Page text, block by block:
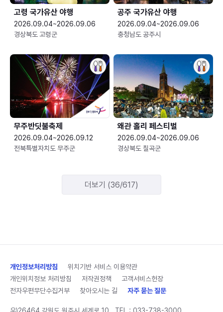
고령 국가유산 야행
2026.09.04~2026.09.06
경상북도 고령군
공주 국가유산 야행
2026.09.04~2026.09.06
충청남도 공주시
무주반딧불축제
2026.09.04~2026.09.12
전북특별자치도 무주군
왜관 홀리 페스티벌
2026.09.04~2026.09.06
경상북도 칠곡군
더보기 (36/617)
개인정보처리방침
위치기반 서비스 이용약관
개인위치정보 처리방침
저작권정책
고객서비스헌장
전자우편무단수집거부
찾아오시는 길 자주 묻는 질문